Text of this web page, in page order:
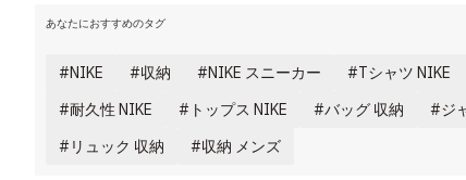
あなたにおすすめのタグ
NIKE 収納 NIKE スニーカー Tシャツ NIKE
耐久性 NIKE
トップス NIKE バッグ 収納 ジ
リュック 収納
収納 メンズ